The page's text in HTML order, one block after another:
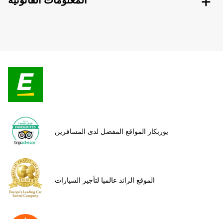
يوربكار المواقع المفضل لدى المسافرين
الموقع الرائد عالميا لتأجير السيارات